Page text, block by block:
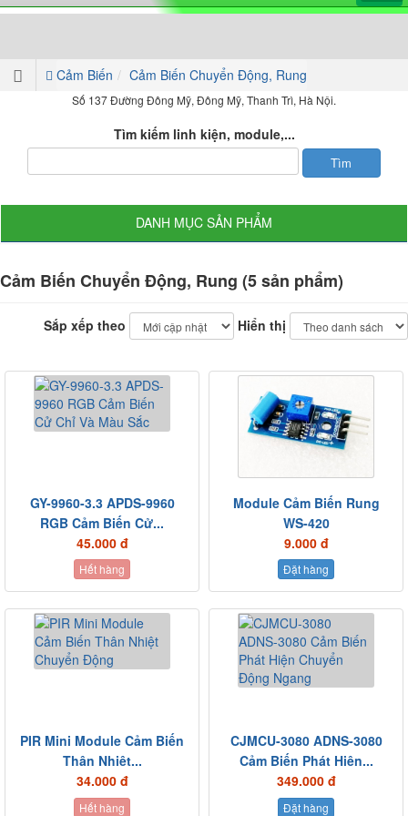
Cảm Biến Cảm Biến Chuyển Động, Rung
Số 137 Đường Đông Mỹ, Đông Mỹ, Thanh Trì, Hà Nội.
Tìm kiếm linh kiện, module,...
DANH MỤC SẢN PHẨM
Cảm Biến Chuyển Động, Rung (5 sản phẩm)
Sắp xếp theo Hiển thị
GY-9960-3.3 APDS-9960
RGB Cảm Biến Cử...
45.000 đ
Hết hàng
Module Cảm Biến Rung
WS-420
9.000 đ
Đặt hàng
PIR Mini Module Cảm Biến
Thân Nhiệt...
34.000 đ
Hết hàng
CJMCU-3080 ADNS-3080
Cảm Biến Phát Hiện...
349.000 đ
Đặt hàng